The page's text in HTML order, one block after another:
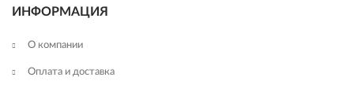
ИНФОРМАЦИЯ
О компании
Оплата и доставка